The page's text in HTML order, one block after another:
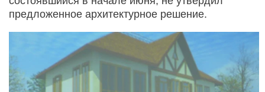
предложенное архитектурное решение.